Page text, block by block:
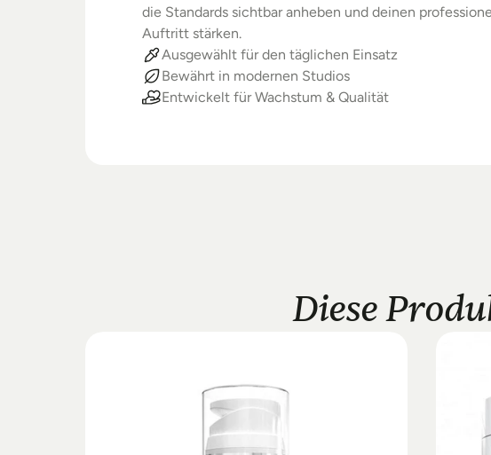
die Standards sichtbar anheben und deinen
Auftritt stärken.
Ausgewählt für den täglichen Einsatz
Bewährt in modernen Studios
Entwickelt für Wachstum & Qualität
Diese